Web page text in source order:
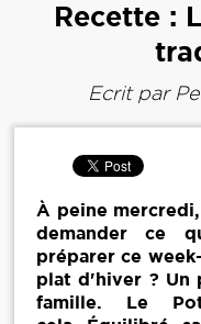
Recette :
Ecrit par
À peine
demander ce
préparer ce
plat d'hiver ? Un
famille. Le